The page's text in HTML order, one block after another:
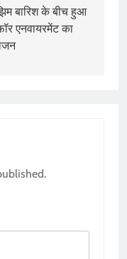
बारिश के बीच हुआ
एनवायरमेंट का